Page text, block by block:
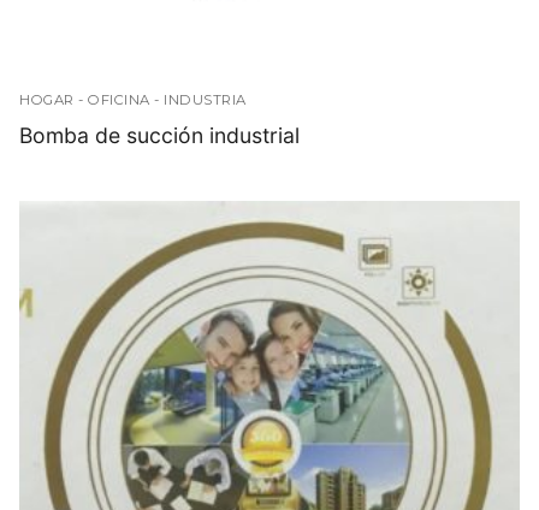
HOGAR - OFICINA - INDUSTRIA
Bomba de succión industrial